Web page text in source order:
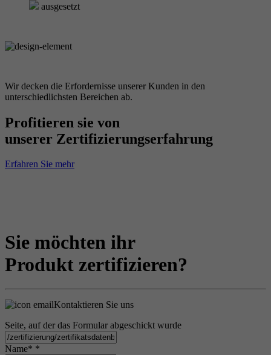
ausgesetzt
Wir decken die Erfordernisse unserer Kunden in den
unterschiedlichsten Bereichen ab.
Profitieren sie von
unserer Zertifizierungserfahrung
Erfahren Sie mehr
Sie möchten ihr
Produkt zertifizieren?
Kontaktieren Sie uns
Seite, auf der das Formular abgeschickt wurde
Name* *